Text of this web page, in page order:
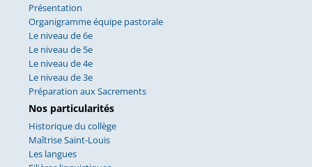
Présentation
Organigramme équipe pastorale
Le niveau de 6e
Le niveau de 5e
Le niveau de 4e
Le niveau de 3e
Préparation aux Sacrements
Nos particularités
Historique du collège
Maîtrise Saint-Louis
Les langues